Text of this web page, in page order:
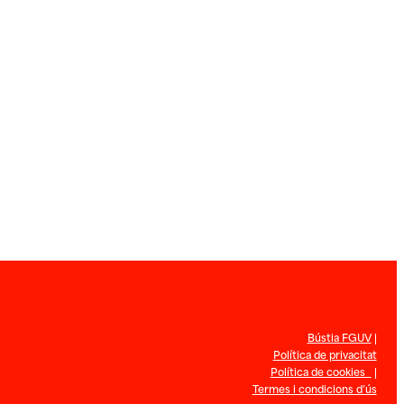
Bústia FGUV|
Política de privacitat
Política de cookies |
Termes i condicions d’ús